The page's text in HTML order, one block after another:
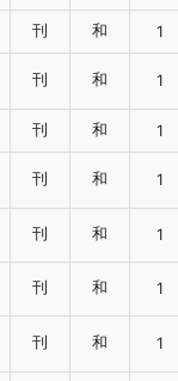
刊 和 1
刊 和 1
刊 和 1
刊 和 1
刊 和 1
刊 和 1
刊 和 1